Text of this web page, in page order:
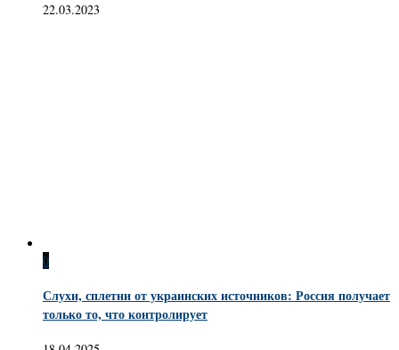
22.03.2023
0
Слухи, сплетни от украинских источников: Россия получает
только то, что контролирует